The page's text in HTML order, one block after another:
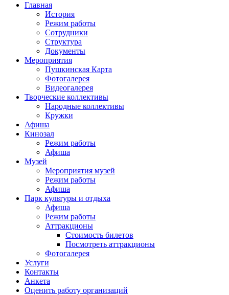
Главная
История
Режим работы
Сотрудники
Структура
Документы
Мероприятия
Пушкинская Карта
Фотогалерея
Видеогалерея
Творческие коллективы
Народные коллективы
Кружки
Афиша
Кинозал
Режим работы
Афиша
Музей
Мероприятия музей
Режим работы
Афиша
Парк культуры и отдыха
Афиша
Режим работы
Аттракционы
Стоимость билетов
Посмотреть аттракционы
Фотогалерея
Услуги
Контакты
Анкета
Оценить работу организаций